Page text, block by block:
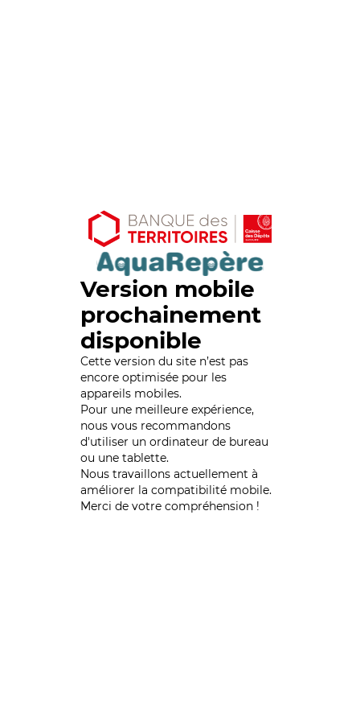
Version mobile
prochainement
disponible
Cette version du site n’est pas
encore optimisée pour les
appareils mobiles.
Pour une meilleure expérience,
nous vous recommandons
d'utiliser un ordinateur de bureau
ou une tablette.
Nous travaillons actuellement à
améliorer la compatibilité mobile.
Merci de votre compréhension !